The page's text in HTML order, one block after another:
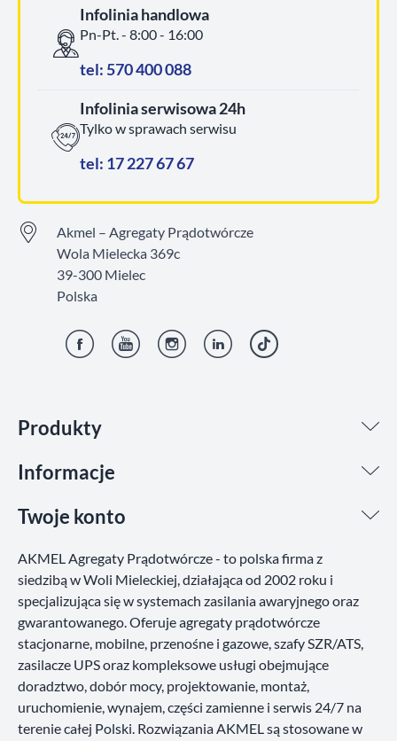
Produkty
Informacje
Twoje konto
Infolinia handlowa
Pn-Pt. - 8:00 - 16:00
tel: 570 400 088
Infolinia serwisowa 24h
Tylko w sprawach serwisu
tel: 17 227 67 67
Akmel – Agregaty Prądotwórcze
Wola Mielecka 369c
39-300 Mielec
Polska
AKMEL Agregaty Prądotwórcze - to polska firma z
siedzibą w Woli Mieleckiej, działająca od 2002 roku i
specjalizująca się w systemach zasilania awaryjnego oraz
gwarantowanego. Oferuje agregaty prądotwórcze
stacjonarne, mobilne, przenośne i gazowe, szafy SZR/ATS,
zasilacze UPS oraz kompleksowe usługi obejmujące
doradztwo, dobór mocy, projektowanie, montaż,
uruchomienie, wynajem, części zamienne i serwis 24/7 na
terenie całej Polski. Rozwiązania AKMEL są stosowane w